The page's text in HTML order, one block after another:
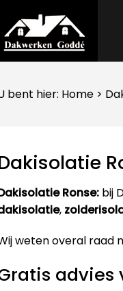
bent hier: Home >
Ronse: bij
,
weten overal raad
advies